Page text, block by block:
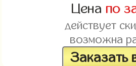
Цена по
действует
возможна
Заказать